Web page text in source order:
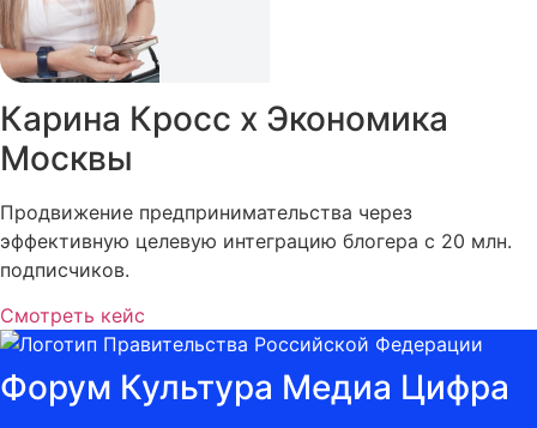
Карина Кросс х Экономика
Москвы
Продвижение предпринимательства через
эффективную целевую интеграцию блогера с 20 млн.
подписчиков.
Смотреть кейс
Форум Культура Медиа Цифра